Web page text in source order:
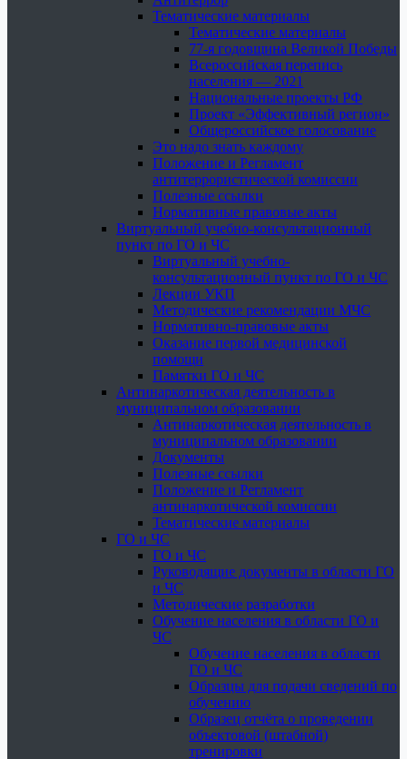
Тематические материалы
Тематические материалы
77-я годовщина Великой Победы
Всероссийская перепись
населения — 2021
Национальные проекты РФ
Проект «Эффективный регион»
Общероссийское голосование
Это надо знать каждому
Положение и Регламент
антитеррористической комиссии
Полезные ссылки
Нормативные правовые акты
Виртуальный учебно-консультационный
пункт по ГО и ЧС
Виртуальный учебно-
консультационный пункт по ГО и ЧС
Лекции УКП
Методические рекомендации МЧС
Нормативно-правовые акты
Оказание первой медицинской
помощи
Памятки ГО и ЧС
Антинаркотическая деятельность в
муниципальном образовании
Антинаркотическая деятельность в
муниципальном образовании
Документы
Полезные ссылки
Положение и Регламент
антинаркотической комиссии
Тематические материалы
ГО и ЧС
ГО и ЧС
Руководящие документы в области ГО
и ЧС
Методические разработки
Обучение населения в области ГО и
ЧС
Обучение населения в области
ГО и ЧС
Образцы для подачи сведений по
обучению
Образец отчёта о проведении
объектовой (штабной)
тренировки